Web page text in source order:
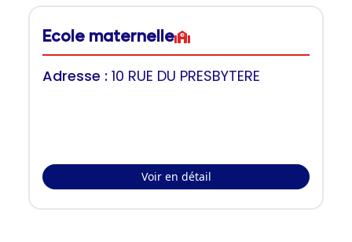
Ecole maternelle
Adresse : 10 RUE DU PRESBYTERE
Voir en détail